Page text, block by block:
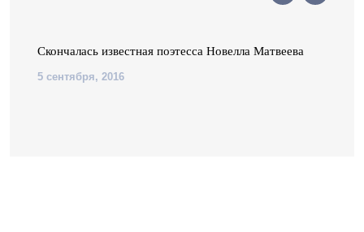
Скончалась известная поэтесса Новелла Матвеева
5 сентября, 2016